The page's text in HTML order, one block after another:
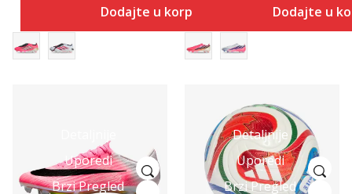
Dodajte u korpu Dodajte u
Uporedi
Brzi Pregled
Detaljnije
Uporedi
Brzi Pregled